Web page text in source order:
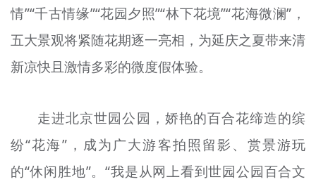
情”“千古情缘”“花园夕照”“林下花境”“花海微澜”，
五大景观将紧随花期逐一亮相，为延庆之夏带来清
新凉快且激情多彩的微度假体验。
走进北京世园公园，娇艳的百合花缔造的缤
纷“花海”，成为广大游客拍照留影、赏景游玩
的“休闲胜地”。“我是从网上看到世园公园百合文